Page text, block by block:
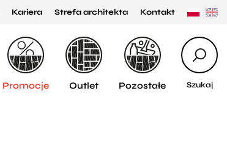
Kariera Strefa architekta Kontakt
Szukaj
Promocje Outlet Pozostałe